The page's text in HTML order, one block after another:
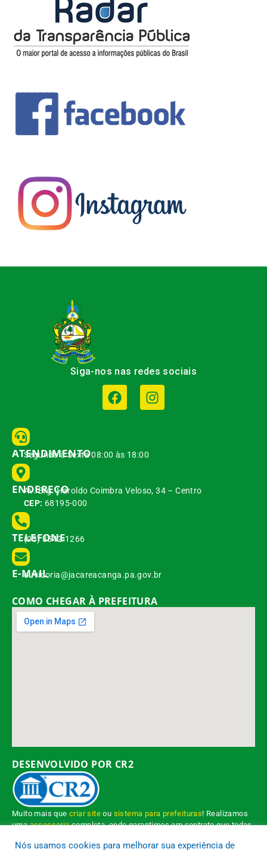
Siga-nos nas redes sociais
ATENDIMENTO
Segunda à Sexta 08:00 às 18:00
ENDEREÇO
Av. Brg. Haroldo Coimbra Veloso, 34 – Centro
CEP: 68195-000
TELEFONE
(93) 3542-1266
E-MAIL
ouvidoria@jacareacanga.pa.gov.br
COMO CHEGAR À PREFEITURA
DESENVOLVIDO POR CR2
Muito mais quecriar site ou sistema para prefeituras! Realizamos
umaassessoriacompleta, onde garantimos em contrato que todas
Nós usamos cookies para melhorar sua experiência de